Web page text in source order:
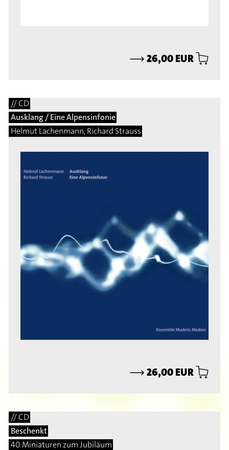
⟶26,00 EUR
// CD
Ausklang / Eine Alpensinfonie
Helmut Lachenmann, Richard Strauss
⟶26,00 EUR
// CD
Beschenkt
40 Miniaturen zum Jubiläum